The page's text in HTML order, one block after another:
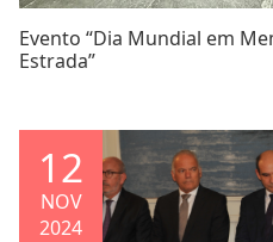
Evento “Dia Mundial em
Estrada”
12
NOV
2024